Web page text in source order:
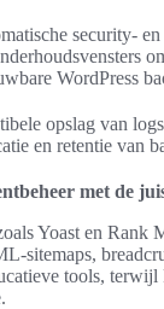
security-
WordPress
opslag van
en retentie van
met de
Yoast en Rank
sitemaps,
tools,